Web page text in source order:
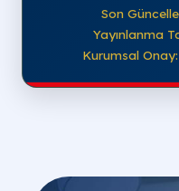
Son
Yayınlanma
Kurumsal Onay: